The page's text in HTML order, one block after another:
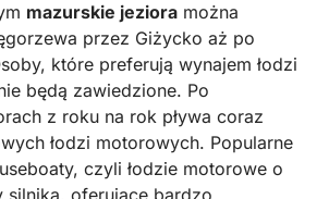
mazurskie jeziora można
przez Giżycko aż po
które preferują wynajem łodzi
będą zawiedzione. Po
z roku na rok pływa coraz
łodzi motorowych. Popularne
czyli łodzie motorowe o
silnika, oferujące bardzo